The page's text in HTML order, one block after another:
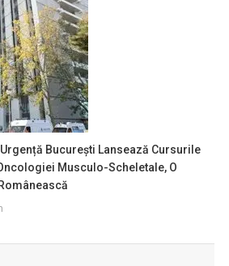
București Lansează Cursurile
Musculo-Scheletale, O